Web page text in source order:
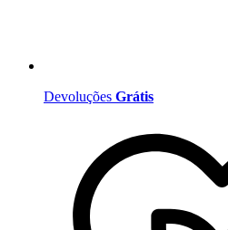
Devoluções Grátis